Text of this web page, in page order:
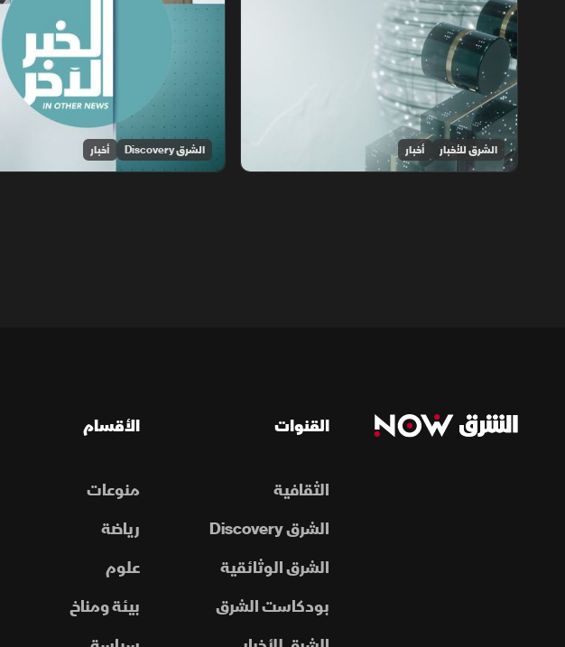
الشرق للأخبار أخبار الشرق Discovery أخبار
القنوات
الثقافية
الشرق Discovery
الشرق الوثائقية
بودكاست الشرق
الأقسام
منوعات
رياضة
علوم
بيئة ومناخ